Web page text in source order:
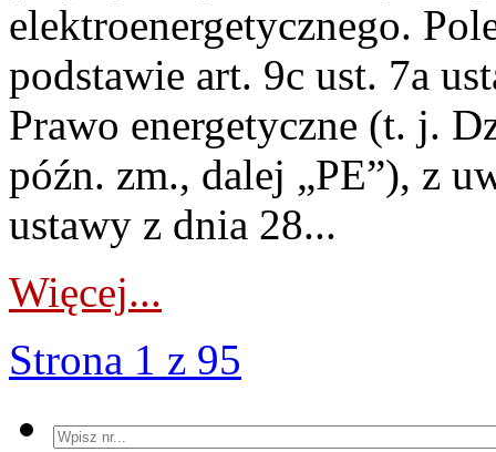
elektroenergetycznego.
podstawie art. 9c ust. 7a
Prawo energetyczne (t. j.
późn. zm., dalej „PE”), z
ustawy z dnia 28...
Więcej...
Strona 1 z 95